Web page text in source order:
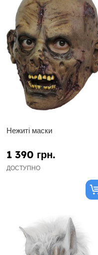
Нежиті маски
1 390 грн.
ДОСТУПНО